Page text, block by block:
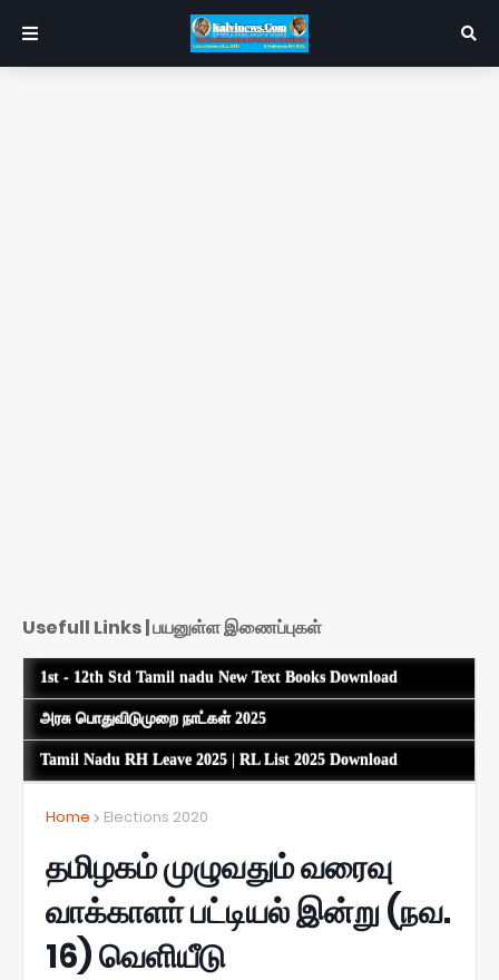
Usefull Links | பயனுள்ள இணைப்புகள்
1st - 12th Std Tamil nadu New Text Books Download
அரசு பொதுவிடுமுறை நாட்கள் 2025
Tamil Nadu RH Leave 2025 | RL List 2025 Download
Home Elections 2020
தமிழகம் முழுவதும் வரைவு
வாக்காளா் பட்டியல் இன்று (நவ.
16) வெளியீடு